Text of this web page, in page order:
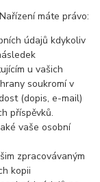
máte právo:
údajů kdykoliv
u vašich
soukromí v
(dopis, e-mail)
příspěvků.
vaše osobní
zpracovávaným
kopii